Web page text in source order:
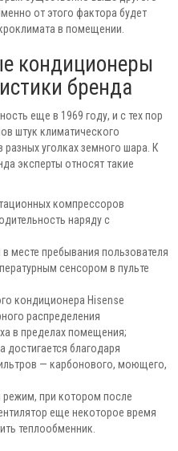
от этого фактора будет
в помещении.
кондиционеры
бренда
еще в 1969 году, и с тех пор
штук климатического
уголках земного шара. К
эксперты относят такие
компрессоров
наряду с
месте пребывания пользователя
сенсором в пульте
кондиционера Hisense
распределения
в пределах помещения;
достигается благодаря
— карбонового, моющего,
при котором после
еще некоторое время
теплообменник.